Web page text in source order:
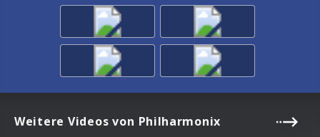
Weitere Videos von Philharmonix